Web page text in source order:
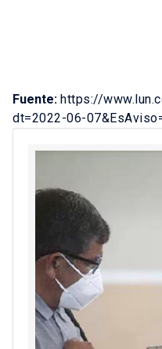
Fuente: https://
dt=2022-06-